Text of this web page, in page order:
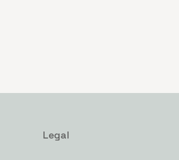
Legal